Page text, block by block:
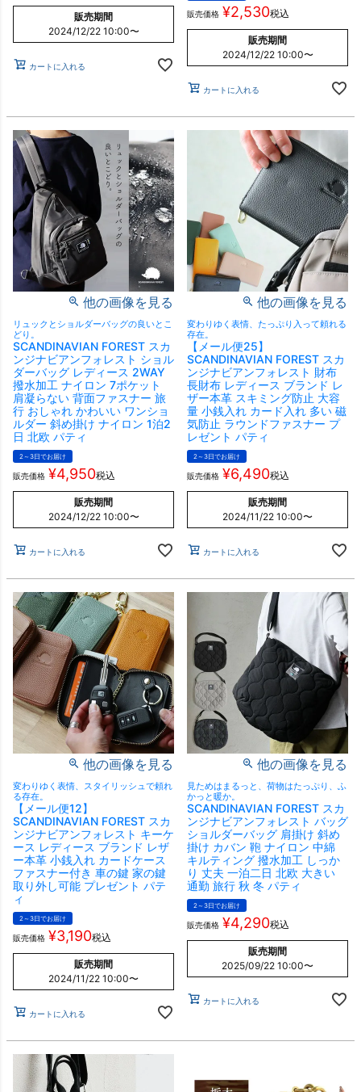
販売期間
2024/12/22 10:00〜
カートに入れる
販売価格 ¥2,530税込
販売期間
2024/12/22 10:00〜
カートに入れる
他の画像を見る
リュックとショルダーバッグの良いとこ
どり。
SCANDINAVIAN FOREST スカ
ンジナビアンフォレスト ショル
ダーバッグ レディース 2WAY
撥水加工 ナイロン 7ポケット
肩凝らない 背面ファスナー 旅
行 おしゃれ かわいい ワンショ
ルダー 斜め掛け ナイロン 1泊2
日 北欧 パティ
2～3日でお届け
販売価格 ¥4,950税込
販売期間
2024/12/22 10:00〜
カートに入れる
他の画像を見る
変わりゆく表情、たっぷり入って頼れる
存在。
【メール便25】
SCANDINAVIAN FOREST スカ
ンジナビアンフォレスト 財布
長財布 レディース ブランド レ
ザー本革 スキミング防止 大容
量 小銭入れ カード入れ 多い 磁
気防止 ラウンドファスナー プ
レゼント パティ
2～3日でお届け
販売価格 ¥6,490税込
販売期間
2024/11/22 10:00〜
カートに入れる
他の画像を見る
変わりゆく表情、スタイリッシュで頼れ
る存在。
【メール便12】
SCANDINAVIAN FOREST スカ
ンジナビアンフォレスト キーケ
ース レディース ブランド レザ
ー本革 小銭入れ カードケース
ファスナー付き 車の鍵 家の鍵
取り外し可能 プレゼント パテ
ィ
2～3日でお届け
販売価格 ¥3,190税込
販売期間
2024/11/22 10:00〜
カートに入れる
他の画像を見る
見ためはまるっと、荷物はたっぷり、ふ
かっと暖か。
SCANDINAVIAN FOREST スカ
ンジナビアンフォレスト バッグ
ショルダーバッグ 肩掛け 斜め
掛け カバン 鞄 ナイロン 中綿
キルティング 撥水加工 しっか
り 丈夫 一泊二日 北欧 大きい
通勤 旅行 秋 冬 パティ
2～3日でお届け
販売価格 ¥4,290税込
販売期間
2025/09/22 10:00〜
カートに入れる